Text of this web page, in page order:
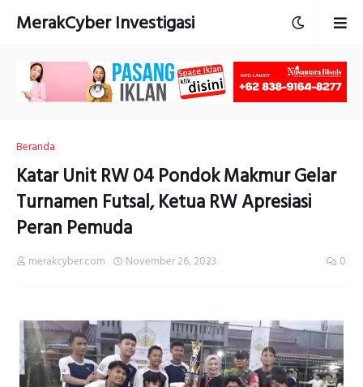
MerakCyber Investigasi
Beranda
Katar Unit RW 04 Pondok Makmur Gelar
Turnamen Futsal, Ketua RW Apresiasi
Peran Pemuda
merakcyber.com November 26, 2023 0